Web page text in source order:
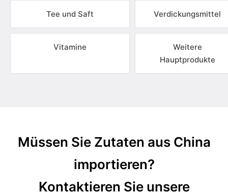
Tee und Saft Verdickungsmittel
Vitamine
Weitere
Hauptprodukte
Müssen Sie Zutaten aus China
importieren?
Kontaktieren Sie unsere